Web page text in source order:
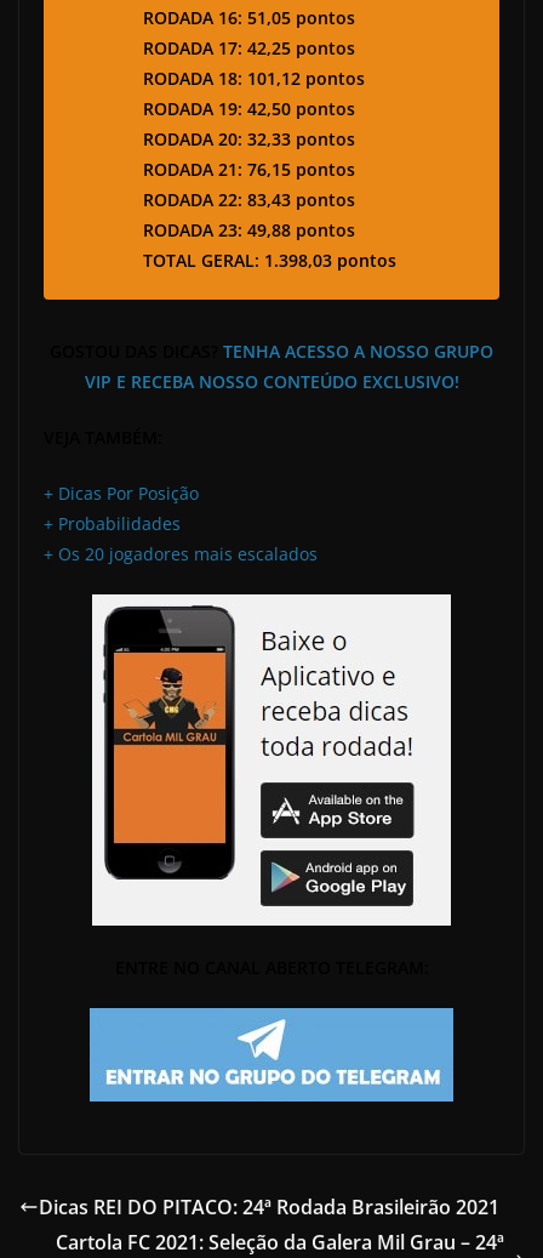
RODADA 16: 51,05 pontos
RODADA 17: 42,25 pontos
RODADA 18: 101,12 pontos
RODADA 19: 42,50 pontos
RODADA 20: 32,33 pontos
RODADA 21: 76,15 pontos
RODADA 22: 83,43 pontos
RODADA 23: 49,88 pontos
TOTAL GERAL: 1.398,03 pontos
TENHA ACESSO A NOSSO GRUPO
VIP E RECEBA NOSSO CONTEÚDO EXCLUSIVO!
+ Dicas Por Posição
+ Probabilidades
+ Os 20 jogadores mais escalados
Dicas REI DO PITACO: 24ª Rodada Brasileirão 2021
Cartola FC 2021: Seleção da Galera Mil Grau – 24ª